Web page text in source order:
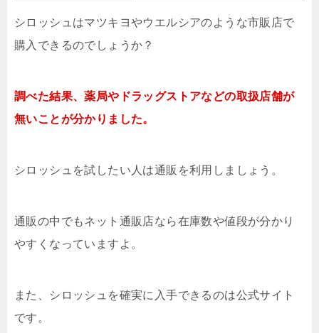
シロッシュはマツキヨやウエルシアのような市販店で
購入できるのでしょうか？
調べた結果、薬局やドラッグストアなどの取扱店舗が
無いことが分かりました。
シロッシュを試したい人は通販を利用しましょう。
通販の中でもネット通販店なら在庫数や値段が分かり
やすくなっていますよ。
また、シロッシュを確実に入手できるのは公式サイト
です。